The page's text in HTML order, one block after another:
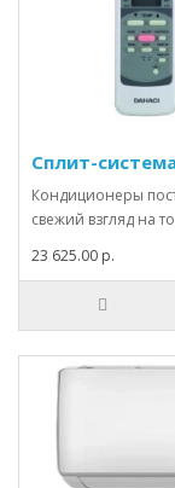
Сплит-
Кондиционеры
свежий взгляд на
23 625.00 р.